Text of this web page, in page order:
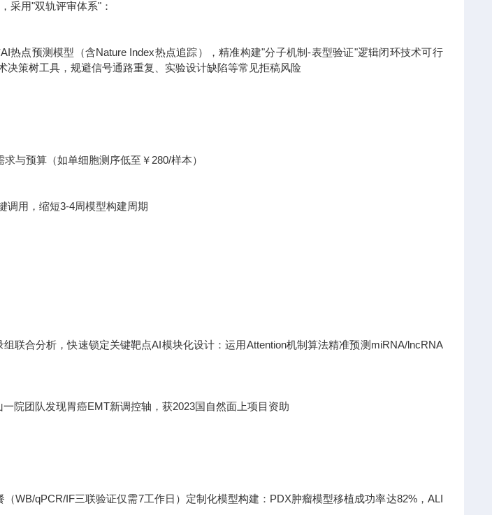
采用"双轨评审体系"：
热点预测模型（含Nature Index热点追踪），精准构建"分子机制-表型验证"逻辑闭环技术可行
决策树工具，规避信号通路重复、实验设计缺陷等常见拒稿风险
与预算（如单细胞测序低至￥280/样本）
调用，缩短3-4周模型构建周期
联合分析，快速锁定关键靶点AI模块化设计：运用Attention机制算法精准预测miRNA/lncRNA
院团队发现胃癌EMT新调控轴，获2023国自然面上项目资助
WB/qPCR/IF三联验证仅需7工作日）定制化模型构建：PDX肿瘤模型移植成功率达82%，ALI